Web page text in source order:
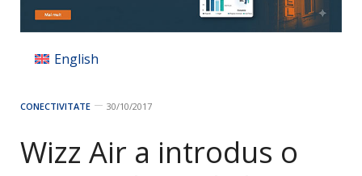
English
CONECTIVITATE 30/10/2017
Wizz Air a introdus o